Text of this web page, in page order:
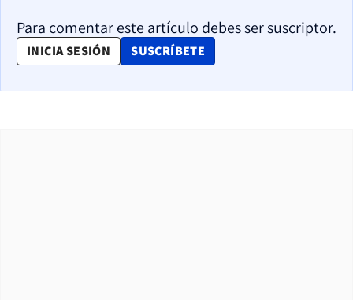
Para comentar este artículo debes ser suscriptor.
INICIA SESIÓN SUSCRÍBETE
OPENS IN NEW WINDOW